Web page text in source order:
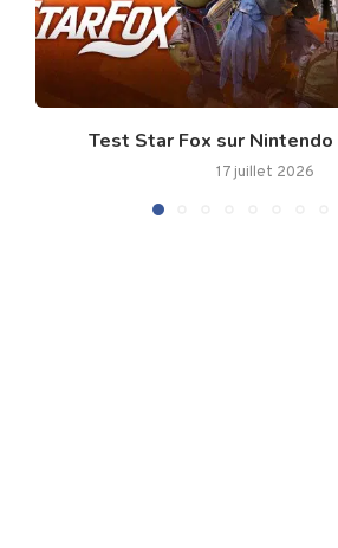
Test Star Fox sur Nintendo
17 juillet 2026